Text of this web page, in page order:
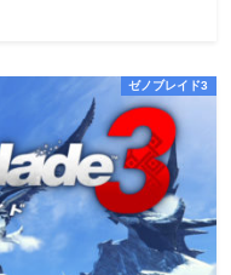
ゼノブレイド3